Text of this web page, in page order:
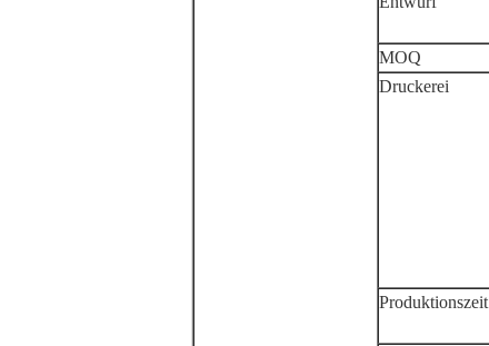
MOQ
Druckerei
Produktionszeit